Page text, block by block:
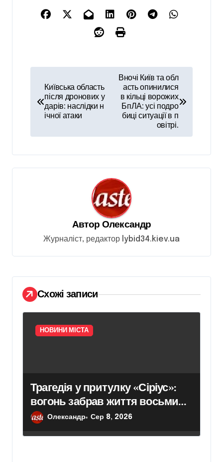
в
г
а
ц
п
с
і
в
Київська область
після дронових у
дарів: наслідки н
ічної атаки
Вночі Київ та обл
асть опинилися
в кільці ворожих
БпЛА: усі подро
биці ситуації в п
овітрі.
Автор Олександр
Журналіст, редактор lybid34.kiev.ua
Схожі записи
НОВИНИ МІСТА
Трагедія у притулку «Сіріус»:
вогонь забрав життя восьми
собакОлександр Сер 8, 2026